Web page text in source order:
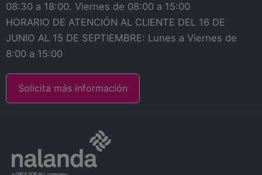
08:30 a 18:00. Viernes de 08:00 a 15:00
HORARIO DE ATENCIÓN AL CLIENTE DEL 16 DE
JUNIO AL 15 DE SEPTIEMBRE: Lunes a Viernes de
8:00 a 15:00
Solicita más información